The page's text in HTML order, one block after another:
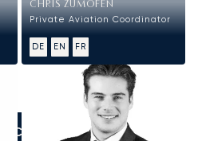
CHRIS ZUMOFEN
Private Aviation Coordinator
DE EN FR
DO NAS